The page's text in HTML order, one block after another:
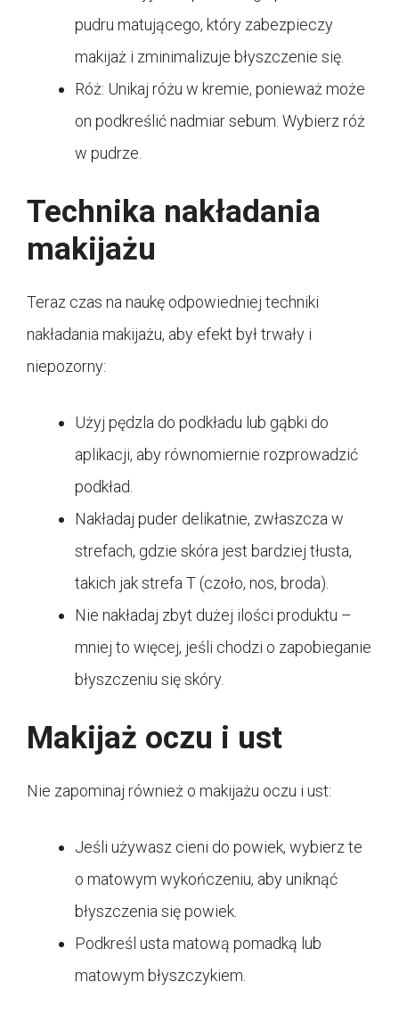
pudru matującego, który zabezpieczy
makijaż i zminimalizuje błyszczenie się.
Róż: Unikaj różu w kremie, ponieważ może
on podkreślić nadmiar sebum. Wybierz róż
w pudrze.
Technika nakładania
makijażu
Teraz czas na naukę odpowiedniej techniki
nakładania makijażu, aby efekt był trwały i
niepozorny:
Użyj pędzla do podkładu lub gąbki do
aplikacji, aby równomiernie rozprowadzić
podkład.
Nakładaj puder delikatnie, zwłaszcza w
strefach, gdzie skóra jest bardziej tłusta,
takich jak strefa T (czoło, nos, broda).
Nie nakładaj zbyt dużej ilości produktu –
mniej to więcej, jeśli chodzi o zapobieganie
błyszczeniu się skóry.
Makijaż oczu i ust
Nie zapominaj również o makijażu oczu i ust:
Jeśli używasz cieni do powiek, wybierz te
o matowym wykończeniu, aby uniknąć
błyszczenia się powiek.
Podkreśl usta matową pomadką lub
matowym błyszczykiem.